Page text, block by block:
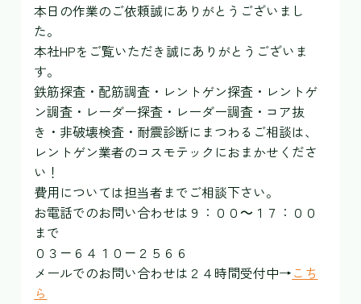
本日の作業のご依頼誠にありがとうございまし
た。
本社HPをご覧いただき誠にありがとうございま
す。
鉄筋探査・配筋調査・レントゲン探査・レントゲ
ン調査・レーダー探査・レーダー調査・コア抜
き・非破壊検査・耐震診断にまつわるご相談は、
レントゲン業者のコスモテックにおまかせくださ
い！
費用については担当者までご相談下さい。
お電話でのお問い合わせは９：００～１７：００
まで
０３－６４１０－２５６６
メールでのお問い合わせは２４時間受付中→こち
ら